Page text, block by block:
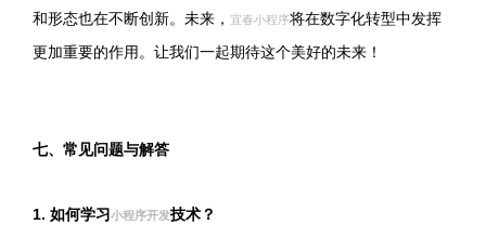
和形态也在不断创新。未来， 宜春小程序将在数字化转型中发挥
更加重要的作用。让我们一起期待这个美好的未来！
七、常见问题与解答
1. 如何学习小程序开发技术？